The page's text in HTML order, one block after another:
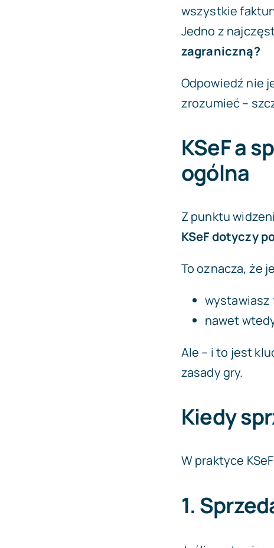
wszystkie
Jedno z
zagraniczną?
Odpowiedź nie
zrozumieć –
KSeF a
ogólna
Z punktu
KSeF dotyczy
To oznacza, że
wystawiasz
nawet
Ale – i to jest
zasady gry.
Kiedy
W praktyce
1.